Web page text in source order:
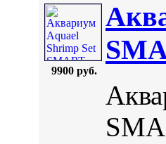
9900 руб.